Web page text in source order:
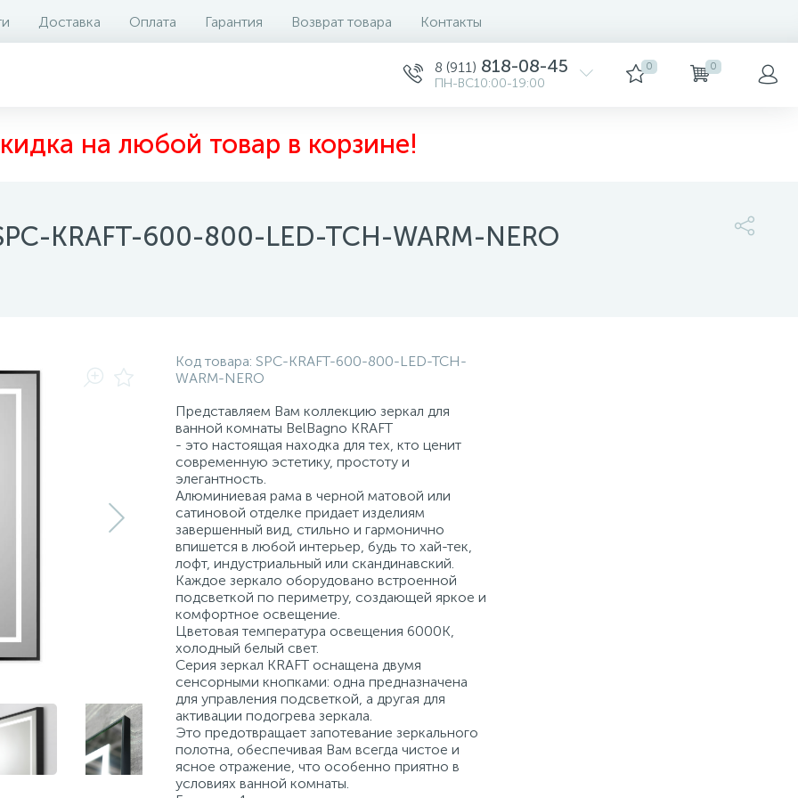
Доставка Оплата Гарантия Возврат товара Контакты
8 (911) 818-08-45
ПН-ВС10:00-19:00
0 0
на любой товар в корзине!
KRAFT-600-800-LED-TCH-WARM-NERO
на складе Отзывы 0
Код товара: SPC-KRAFT-600-800-LED-TCH-
WARM-NERO
Представляем Вам коллекцию зеркал для
ванной комнаты BelBagno KRAFT
- это настоящая находка для тех, кто ценит
современную эстетику, простоту и
элегантность.
Алюминиевая рама в черной матовой или
сатиновой отделке придает изделиям
завершенный вид, стильно и гармонично
впишется в любой интерьер, будь то хай-тек,
лофт, индустриальный или скандинавский.
Каждое зеркало оборудовано встроенной
подсветкой по периметру, создающей яркое и
комфортное освещение.
Цветовая температура освещения 6000K,
холодный белый свет.
Серия зеркал KRAFT оснащена двумя
сенсорными кнопками: одна предназначена
для управления подсветкой, а другая для
активации подогрева зеркала.
Это предотвращает запотевание зеркального
полотна, обеспечивая Вам всегда чистое и
ясное отражение, что особенно приятно в
условиях ванной комнаты.
19 200 руб.